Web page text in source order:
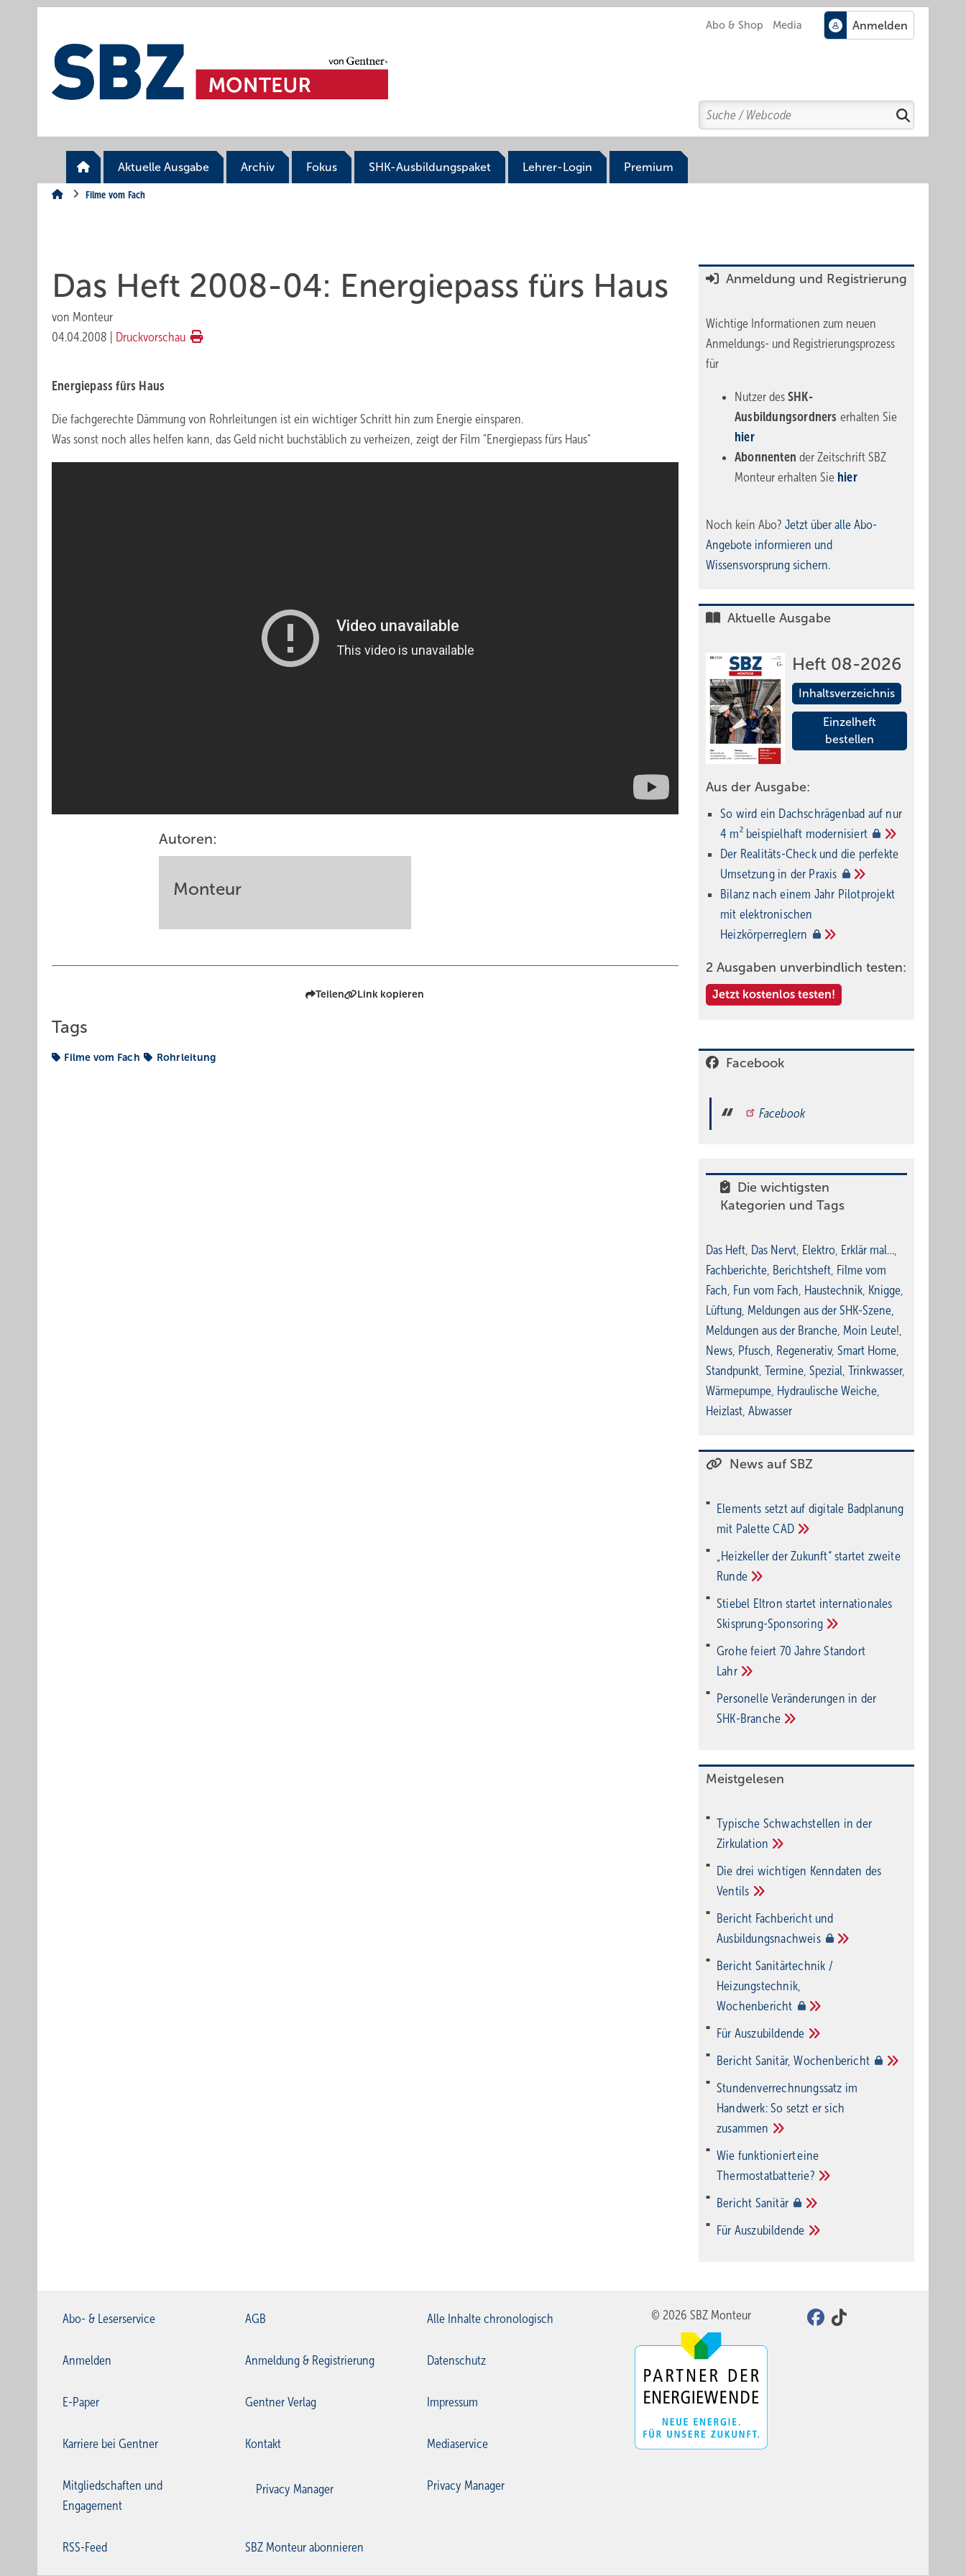
Abo & Shop Media
Search
Suchen
Aktuelle Ausgabe Archiv Fokus SHK-Ausbildungspaket Lehrer-Login Premium
Filme vom Fach
Das Heft 2008-04: Energiepass fürs Haus
von Monteur
04.04.2008
Druckvorschau
Energiepass fürs Haus
Die fachgerechte Dämmung von Rohrleitungen ist ein wichtiger Schritt hin zum Energie einsparen.
Was sonst noch alles helfen kann, das Geld nicht buchstäblich zu verheizen, zeigt der Film "Energiepass fürs Haus"
Autoren:
Monteur
Teilen Link kopieren
Tags
Filme vom Fach Rohrleitung
Anmeldung und Registrierung
Wichtige Informationen zum neuen
Anmeldungs- und Registrierungsprozess
für
Nutzer des SHK-
Ausbildungsordners erhalten Sie
hier
Abonnentender Zeitschrift SBZ
Monteur erhalten Sie hier
Noch kein Abo? Jetzt über alle Abo-
Angebote informieren und
Wissensvorsprung sichern.
Aktuelle Ausgabe
Heft 08-2026
Inhaltsverzeichnis
Einzelheft
bestellen
Aus der Ausgabe:
So wird ein Dach­schrägenbad auf nur
4 m² beispielhaft modernisiert
Der Realitäts-Check und die perfekte
Umsetzung in der Praxis
Bilanz nach einem Jahr Pilotprojekt
mit elektronischen
Heizkörperreglern
2 Ausgaben unverbindlich testen:
Jetzt kostenlos testen!
Facebook
Facebook
Die wichtigsten
Kategorien und Tags
Das Heft, Das Nervt, Elektro, Erklär mal…,
Fachberichte, Berichtsheft, Filme vom
Fach, Fun vom Fach, Haustechnik, Knigge,
Lüftung, Meldungen aus der SHK-Szene,
Meldungen aus der Branche, Moin Leute!,
News, Pfusch, Regenerativ, Smart Home,
Standpunkt, Termine, Spezial, Trinkwasser,
Wärmepumpe, Hydraulische Weiche,
Heizlast, Abwasser
News auf SBZ
Elements setzt auf di­gi­ta­le Bad­pla­nung
mit PaletteCAD
„Heizkeller der Zu­kunft“ star­tet zwei­te
Run­de
Stiebel Eltron startet internatio­nales
Ski­sprung-Spon­soring
Grohe feiert 70 Jahre Standort
Lahr
Personelle Veränderungen in der
SHK-Branche
Meistgelesen
Typische Schwachstellen in der
Zirkulation
Die drei wichtigen Kenndaten des
Ventils
Bericht Fachbericht und
Ausbildungsnachweis
Bericht Sanitärtechnik /
Heizungstechnik,
Wochenbericht
Für Auszubildende
Bericht Sanitär,Wochenbericht
Stundenverrechnungssatz im
Handwerk: So setzt er sich
zusammen
Wie funktioniert eine
Thermostatbatterie?
Bericht Sanitär
Für Auszubildende
Abo- & Leserservice AGB Alle Inhalte chronologisch
Anmelden Anmeldung & Registrierung Datenschutz
E-Paper Gentner Verlag Impressum
Karriere bei Gentner Kontakt Mediaservice
Mitgliedschaften und
Engagement
Privacy Manager Privacy Manager
RSS-Feed SBZ Monteur abonnieren
© 2026 SBZ Monteur